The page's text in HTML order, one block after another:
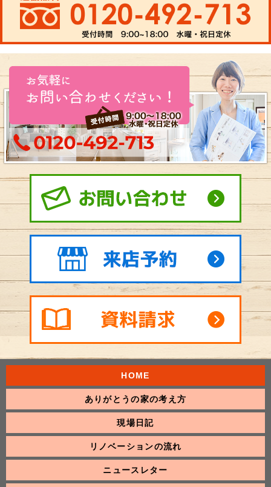
HOME
ありがとうの家の考え方
現場日記
リノベーションの流れ
ニュースレター